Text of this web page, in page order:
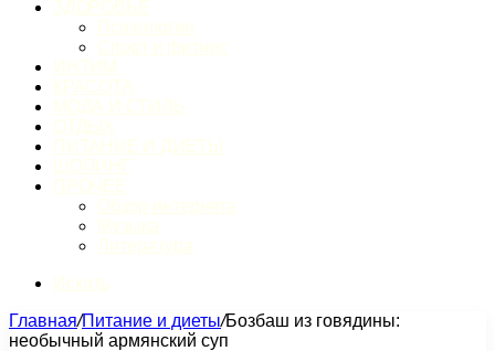
Главная/Питание и диеты/Бозбаш из говядины:
необычный армянский суп